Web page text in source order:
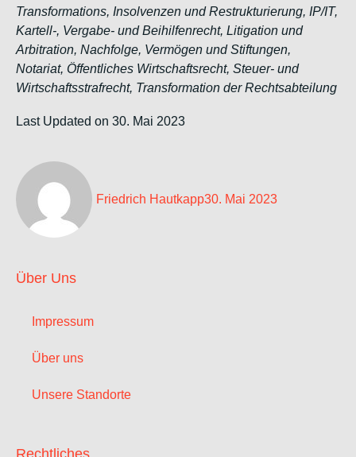
Transformations, Insolvenzen und Restrukturierung, IP/IT,
Kartell-, Vergabe- und Beihilfenrecht, Litigation und
Arbitration, Nachfolge, Vermögen und Stiftungen,
Notariat, Öffentliches Wirtschaftsrecht, Steuer- und
Wirtschaftsstrafrecht, Transformation der Rechtsabteilung
Last Updated on 30. Mai 2023
Friedrich Hautkapp30. Mai 2023
Über Uns
Impressum
Über uns
Unsere Standorte
Rechtliches